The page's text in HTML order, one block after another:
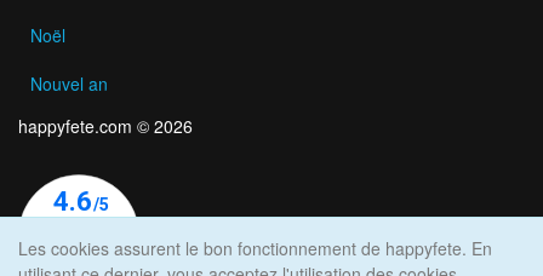
Noël
Nouvel an
happyfete.com © 2026
Les cookies assurent le bon fonctionnement de happyfete. En